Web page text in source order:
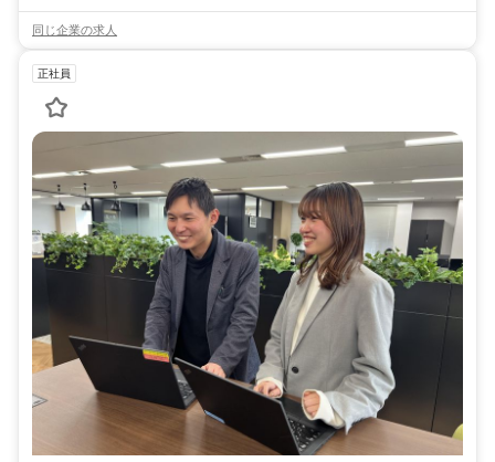
同じ企業の求人
正社員